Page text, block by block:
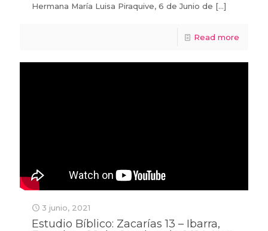
Hermana María Luisa Piraquive, 6 de Junio de […]
Read more
3 junio, 2021
Estudio Bíblico: Zacarías 13 – Ibarra,